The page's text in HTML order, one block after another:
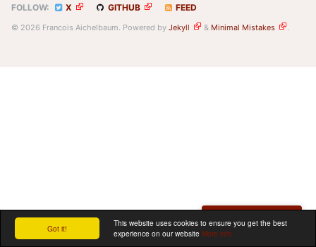
Got it!
This website uses cookies to ensure you get the best
experience on our website More info
FOLLOW: X GITHUB FEED
© 2026 Francois Aichelbaum. Powered by Jekyll & Minimal Mistakes
Schedule a meeting